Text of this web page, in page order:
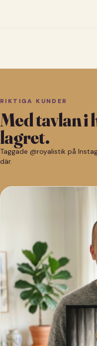
RIKTIGA KUNDER
Med tavlan i
lagret.
Taggade @royalistik på
där.